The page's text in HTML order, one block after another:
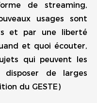
de streaming,
usages sont
et par une liberté
et quoi écouter,
qui peuvent les
de larges
du GESTE)